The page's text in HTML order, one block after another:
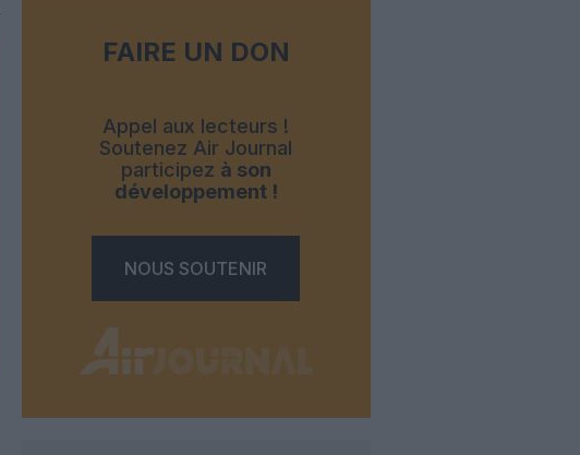
FAIRE UN DON
Appel aux lecteurs !
Soutenez Air Journal
participez à son
développement !
NOUS SOUTENIR